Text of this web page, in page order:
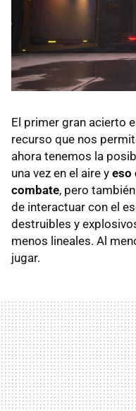
El primer gran acierto
recurso que nos
ahora tenemos la
una vez en el aire y eso
combate, pero
de interactuar con el
destruibles y
menos lineales. Al
jugar.